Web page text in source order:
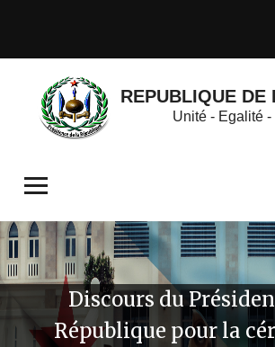
REPUBLIQUE DE
Unité - Egalité -
Discours du
République pour la